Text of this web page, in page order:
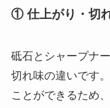
① 仕上がり・切
砥石とシャープナ
切れ味の違いです
ことができるため